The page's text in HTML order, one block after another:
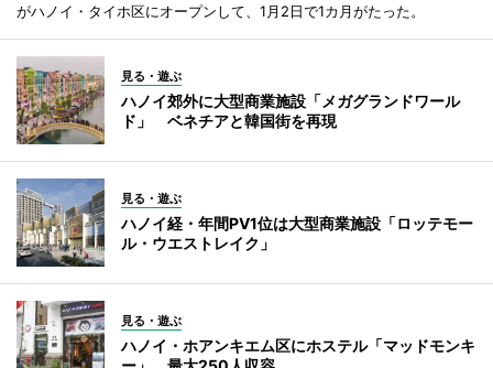
がハノイ・タイホ区にオープンして、1月2日で1カ月がたった。
見る・遊ぶ
ハノイ郊外に大型商業施設「メガグランドワール
ド」 ベネチアと韓国街を再現
見る・遊ぶ
ハノイ経・年間PV1位は大型商業施設「ロッテモー
ル・ウエストレイク」
見る・遊ぶ
ハノイ・ホアンキエム区にホステル「マッドモンキ